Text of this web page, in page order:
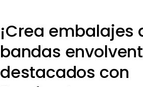
¡Crea embalajes
bandas
destacados con